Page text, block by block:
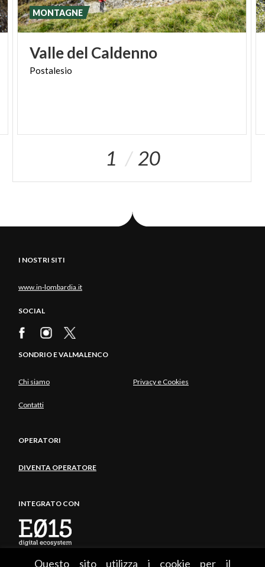
Questo sito utilizza i cookie per il
Valledel Caldenno
Postalesio
MONTAGNE
1 20
I NOSTRI SITI
www.in-lombardia.it
SOCIAL
SONDRIO E VALMALENCO
Chi siamo Privacy e Cookies
Contatti
OPERATORI
DIVENTA OPERATORE
INTEGRATO CON